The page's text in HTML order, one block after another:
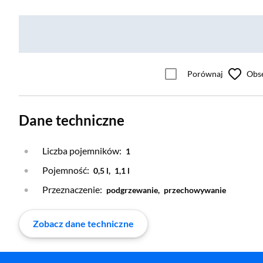
Porównaj
Dane techniczne
Liczba pojemników: 1
Pojemność: 0,5 l, 1,1 l
Przeznaczenie: podgrzewanie, przechowywanie
Zobacz dane techniczne